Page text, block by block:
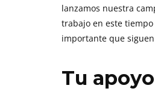
lanzamos nuestra
trabajo en este
importante que
Tu